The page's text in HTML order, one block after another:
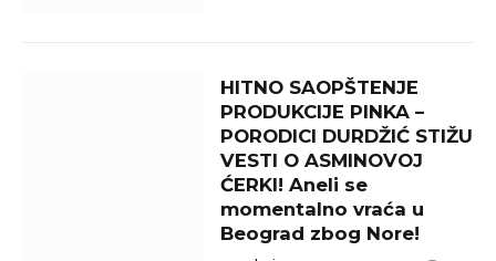
HITNO SAOPŠTENJE
PRODUKCIJE PINKA –
PORODICI DURDŽIĆ STIŽU
VESTI O ASMINOVOJ
ĆERKI! Aneli se
momentalno vraća u
Beograd zbog Nore!